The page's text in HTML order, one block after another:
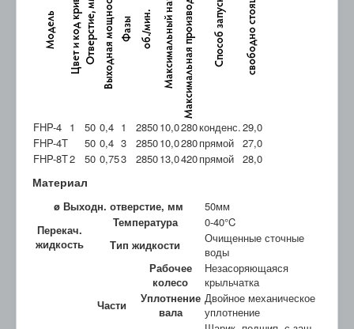
FHP-4 1 50 0,4 1 285010,0280конденс.29,0
FHP-4T
50 0,4 3 285010,0280прямой 27,0
FHP-8T2 50 0,753 285013,0420прямой 28,0
Материал
ø Выходн. отверстие, мм
50мм
Перекач.
жидкость
Температура
0-40°C
Тип жидкости
Очищенные сточные
воды
Части
Рабочее
колесо
Незасоряющаяся
крыльчатка
Уплотнение
вала
Двойное механическое
уплотнение